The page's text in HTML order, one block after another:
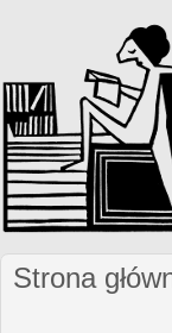
Jesteś tutaj
Strona